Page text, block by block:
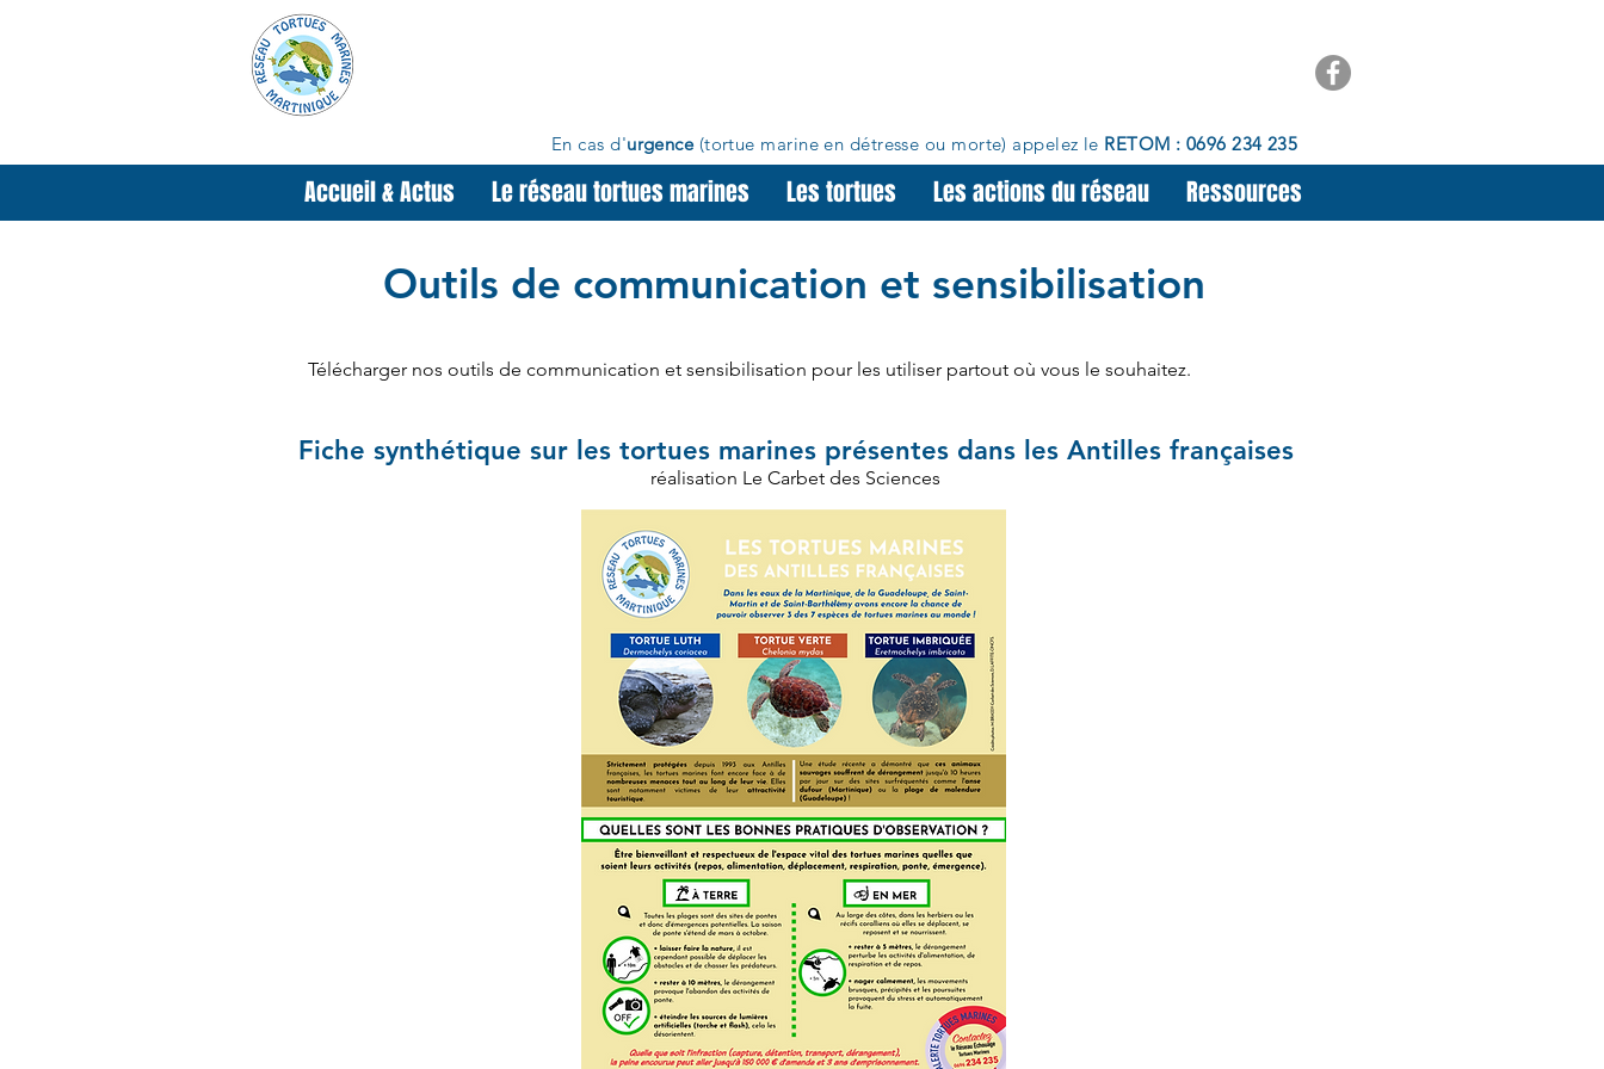
En cas d'urgence(tortue marine en détresse ou morte) appelez le RETOM : 0696 234 235
Accueil & Actus Le réseau tortues marines Les tortues Les actions du réseau Ressources
Outils de communication et sensibilisation
Télécharger nos outils de communication et sensibilisation pour les utiliser partout où vous le souhaitez.
Fiche synthétique sur les tortues marines présentes dans les Antilles françaises
réalisation Le Carbet des Sciences